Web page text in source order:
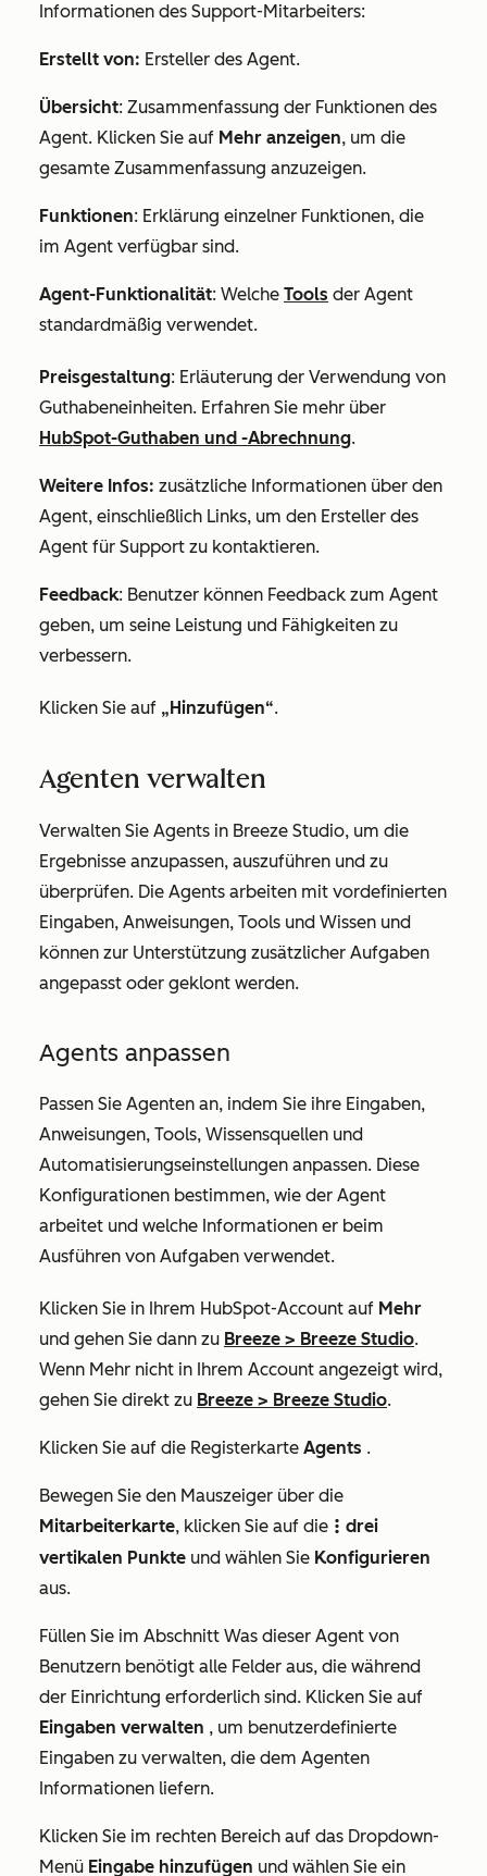
Informationen des Support-Mitarbeiters:
Erstellt von: Ersteller des Agent.
Übersicht: Zusammenfassung der Funktionen des
Agent. Klicken Sie auf Mehr anzeigen, um die
gesamte Zusammenfassung anzuzeigen.
Funktionen: Erklärung einzelner Funktionen, die
im Agent verfügbar sind.
Agent-Funktionalität: Welche Tools der Agent
standardmäßig verwendet.
Preisgestaltung: Erläuterung der Verwendung von
Guthabeneinheiten. Erfahren Sie mehr über
HubSpot-Guthaben und -Abrechnung.
Weitere Infos: zusätzliche Informationen über den
Agent, einschließlich Links, um den Ersteller des
Agent für Support zu kontaktieren.
Feedback: Benutzer können Feedback zum Agent
geben, um seine Leistung und Fähigkeiten zu
verbessern.
Klicken Sie auf „Hinzufügen“.
Agenten verwalten
Verwalten Sie Agents in Breeze Studio, um die
Ergebnisse anzupassen, auszuführen und zu
überprüfen. Die Agents arbeiten mit vordefinierten
Eingaben, Anweisungen, Tools und Wissen und
können zur Unterstützung zusätzlicher Aufgaben
angepasst oder geklont werden.
Agents anpassen
Passen Sie Agenten an, indem Sie ihre Eingaben,
Anweisungen, Tools, Wissensquellen und
Automatisierungseinstellungen anpassen. Diese
Konfigurationen bestimmen, wie der Agent
arbeitet und welche Informationen er beim
Ausführen von Aufgaben verwendet.
Klicken Sie in Ihrem HubSpot-Account auf Mehr
und gehen Sie dann zu Breeze > Breeze Studio.
Wenn Mehr nicht in Ihrem Account angezeigt wird,
gehen Sie direkt zu Breeze > Breeze Studio.
Klicken Sie auf die Registerkarte Agents .
Bewegen Sie den Mauszeiger über die
Mitarbeiterkarte, klicken Sie auf die verticalMenuIcon drei
vertikalen Punkte und wählen Sie Konfigurieren
aus.
Füllen Sie im Abschnitt Was dieser Agent von
Benutzern benötigt alle Felder aus, die während
der Einrichtung erforderlich sind. Klicken Sie auf
Eingaben verwalten , um benutzerdefinierte
Eingaben zu verwalten, die dem Agenten
Informationen liefern.
Klicken Sie im rechten Bereich auf das Dropdown-
Menü Eingabe hinzufügen und wählen Sie ein